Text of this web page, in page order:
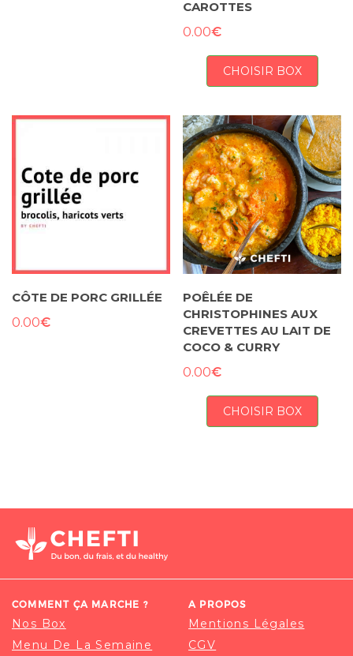
CAROTTES
0.00€
CHOISIR BOX
CÔTE DE PORC GRILLÉE
0.00€
POÊLÉE DE
CHRISTOPHINES AUX
CREVETTES AU LAIT DE
COCO & CURRY
0.00€
CHOISIR BOX
COMMENT ÇA MARCHE ?
Nos Box
Menu De La Semaine
A PROPOS
Mentions Légales
CGV